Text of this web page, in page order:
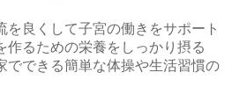
を良くして子宮の働きをサポート
作るための栄養をしっかり摂る
でできる簡単な体操や生活習慣の